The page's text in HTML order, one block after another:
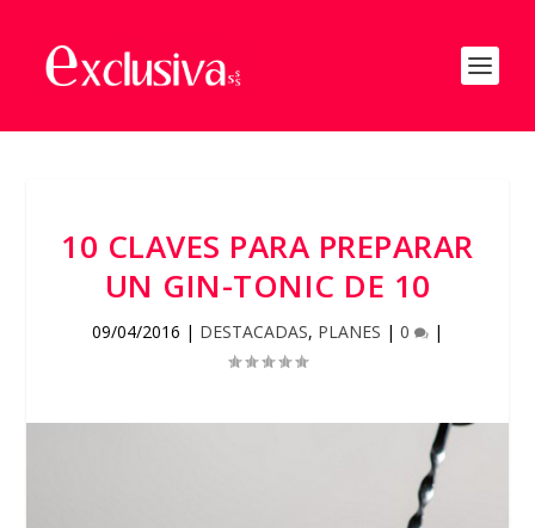
10 CLAVES PARA PREPARAR
UN GIN-TONIC DE 10
09/04/2016 | DESTACADAS, PLANES | 0 |